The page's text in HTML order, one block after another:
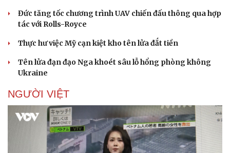
Doanh nghiệp
Thông tin doanh nghiệp
Công nghệ
Sành điệu
Đức tăng tốc chương trình UAV chiến đấu thông qua hợp
tác với Rolls-Royce
Thực hư việc Mỹ cạn kiệt kho tên lửa đắt tiền
Tên lửa đạn đạo Nga khoét sâu lỗ hổng phòng không
Ukraine
NGƯỜI VIỆT